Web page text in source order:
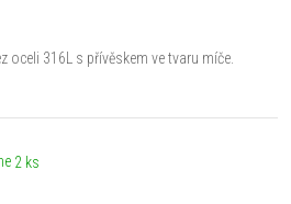
oceli 316L s přívěskem ve tvaru míče.
2 ks